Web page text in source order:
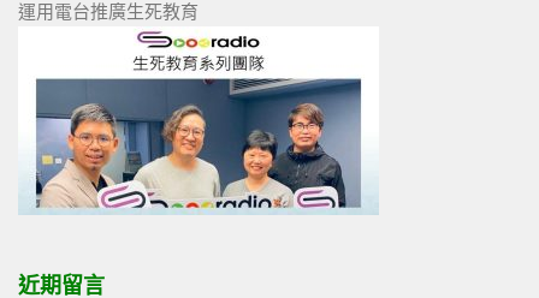
運用電台推廣生死教育
近期留言